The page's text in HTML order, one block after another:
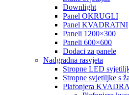
Downlight
Panel OKRUGLI
Panel KVADRATNI
Paneli 1200×300
Paneli 600×600
Dodaci za panele
Nadgradna rasvjeta
Stropne LED
Stropne svjetiljke s
Plafonjera